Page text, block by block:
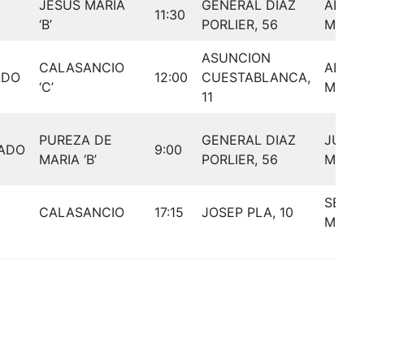
JESUS MARIA
‘B’
11:30
GENERAL DIAZ
PORLIER, 56
ALEVIN
MIXTO
CALASANCIO
‘C’
12:00
ASUNCION
CUESTABLANCA,
11
ALEVIN
MIXTO
PUREZA DE
MARIA ‘B’
9:00
GENERAL DIAZ
PORLIER, 56
JUVENIL
MASCULINO
CALASANCIO 17:15 JOSEP PLA, 10
SENIOR
MASCULINO